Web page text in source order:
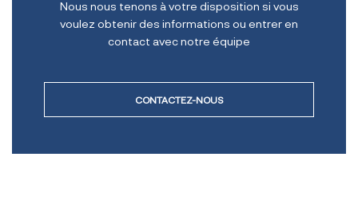
Nous nous tenons à votre disposition si vous
voulez obtenir des informations ou entrer en
contact avec notre équipe
CONTACTEZ-NOUS